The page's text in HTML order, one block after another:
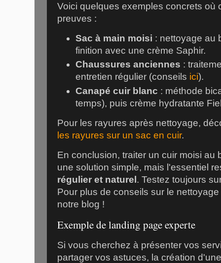
Voici quelques exemples concrets où
preuves :
Sac à main moisi : nettoyage au
finition avec une crème Saphir.
Chaussures anciennes :
entretien régulier (conseils ici).
Canapé cuir blanc : méthode
temps), puis crème hydratante
Pour les rayures après nettoyage,
les rayures sur un sac en cuir.
En conclusion, traiter un cuir moisi au
une solution simple, mais l'essentiel
régulier et naturel. Testez toujours
Pour plus de conseils sur le
notre blog !
Exemple de landing page experte
Si vous cherchez à présenter vos
partager vos astuces, la création